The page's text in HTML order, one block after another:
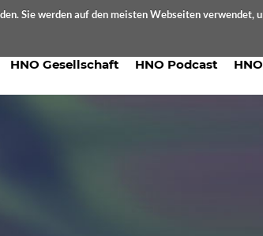
Sie werden auf den meisten Webseiten verwendet,
HNO Gesellschaft HNO Podcast